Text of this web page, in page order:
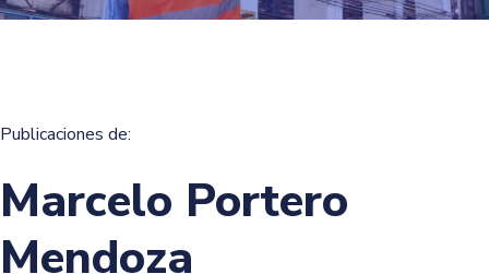
Publicaciones de:
Marcelo Portero
Mendoza